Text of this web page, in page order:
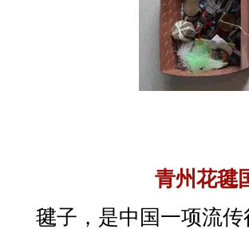
青州花毽
毽子，是中国一项流